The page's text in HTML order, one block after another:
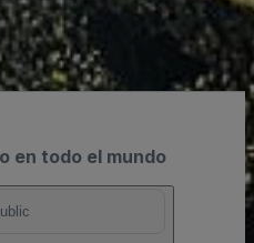
en todo el mundo